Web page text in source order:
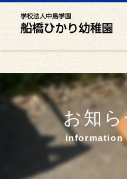
お知
information